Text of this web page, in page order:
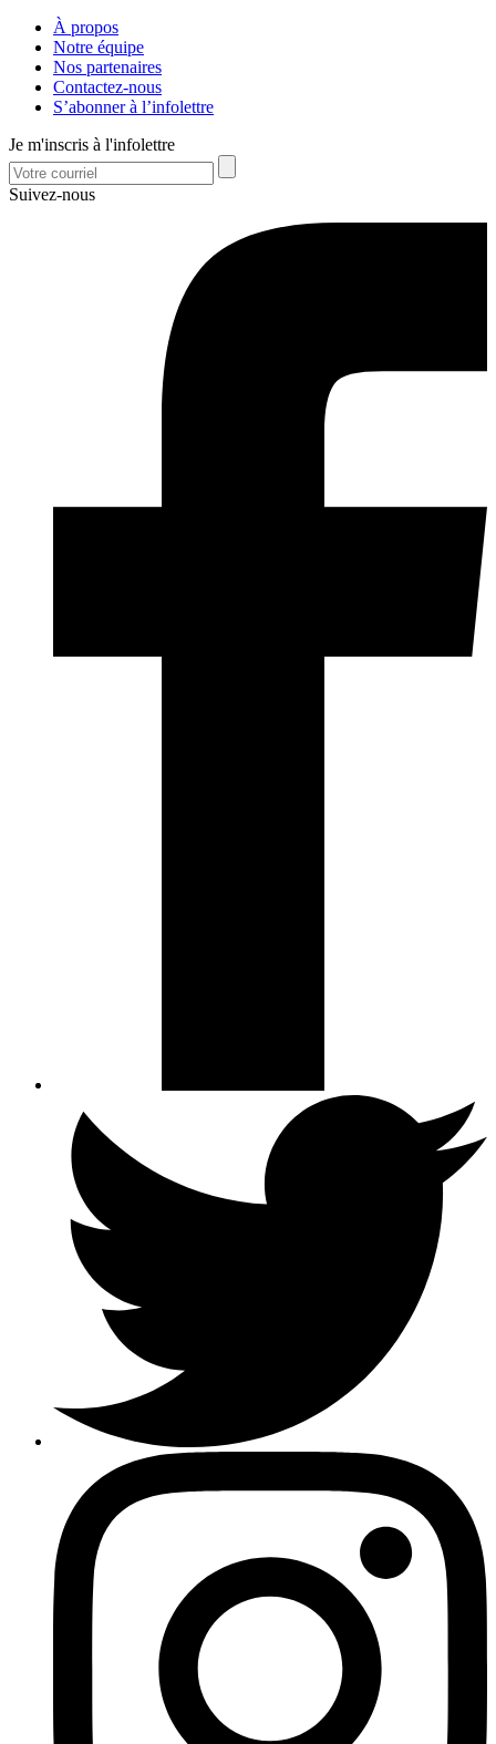
À propos
Notre équipe
Nos partenaires
Contactez-nous
S’abonner à l’infolettre
Je m'inscris à l'infolettre
Suivez-nous